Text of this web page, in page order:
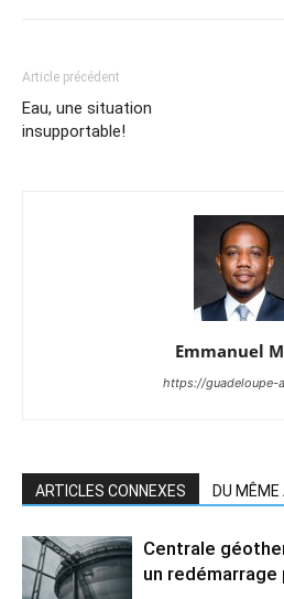
Article précédent
Eau, une situation
insupportable!
Emmanuel
https://guadeloupe-
ARTICLES CONNEXES DU
Centrale
un redémarrage